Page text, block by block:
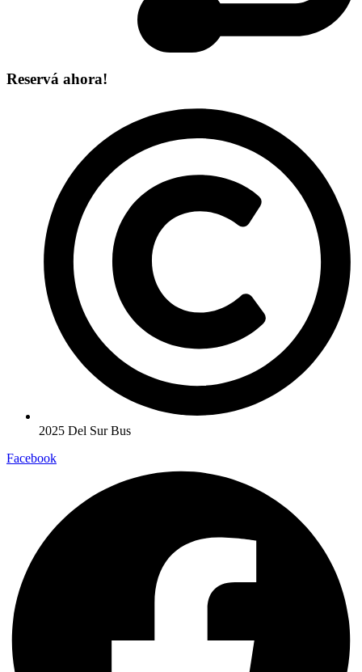
Reservá ahora!
2025 Del Sur Bus
Facebook